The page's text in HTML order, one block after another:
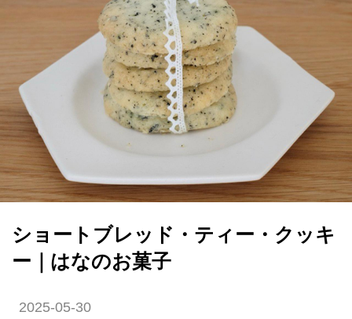
ショートブレッド・ティー・クッキ
ー｜はなのお菓子
2025-05-30